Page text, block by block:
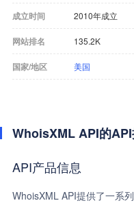
成立时间 2010年成立
网站排名 135.2K
国家/地区 美国
WhoisXML API的API
API产品信息
WhoisXML API提供了一系